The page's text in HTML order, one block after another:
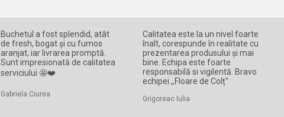
Buchetul a fost splendid, atât
de fresh, bogat și cu fumos
aranjat, iar livrarea promptă.
Sunt impresionată de calitatea
serviciului 🤩❤️
Gabriela Ciurea
Calitatea este la un nivel foarte
înalt, corespunde în realitate cu
prezentarea produsului și mai
bine. Echipa este foarte
responsabilă si vigilentă. Bravo
echipei ,,Floare de Colț"
Grigoreac Iulia